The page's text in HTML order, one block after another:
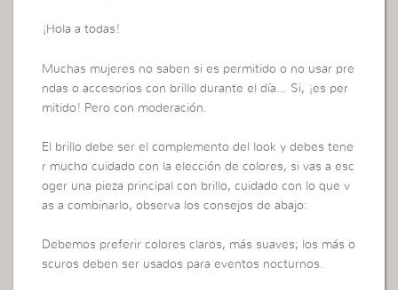
¡Hola a todas!
Muchas mujeres no saben si es permitido o no usar pre
ndas o accesorios con brillo durante el día… Si, ¡es per
mitido! Pero con moderación.
El brillo debe ser el complemento del look y debes tene
r mucho cuidado con la elección de colores, si vas a esc
oger una pieza principal con brillo, cuidado con lo que v
as a combinarlo, observa los consejos de abajo:
Debemos preferir colores claros, más suaves; los más o
scuros deben ser usados para eventos nocturnos.